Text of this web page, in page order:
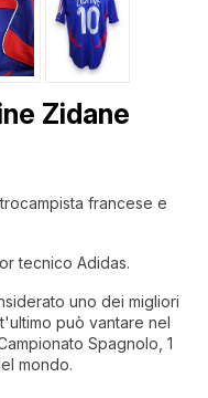
Zidane
francese e
tecnico Adidas.
uno dei migliori
può vantare nel
Spagnolo, 1
mondo.